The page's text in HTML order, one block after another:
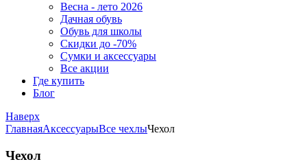
Весна - лето 2026
Дачная обувь
Обувь для школы
Скидки до -70%
Сумки и аксессуары
Все акции
Где купить
Блог
Наверх
ГлавнаяАксессуарыВсе чехлыЧехол
Чехол